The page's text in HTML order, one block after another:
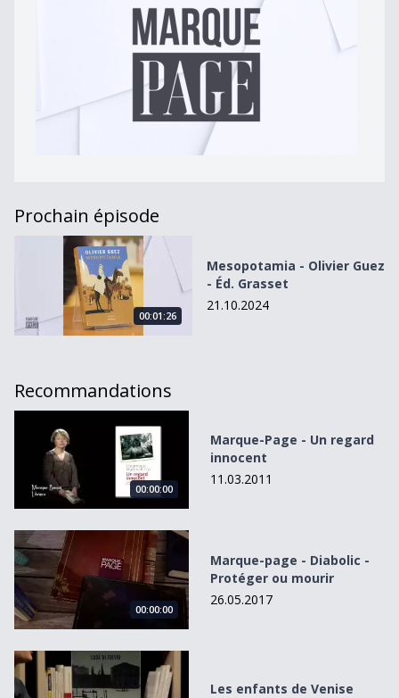
Prochain épisode
Mesopotamia - Olivier Guez - Éd. Grasset
00:01:26
Mesopotamia - Olivier Guez
- Éd. Grasset
21.10.2024
Recommandations
00:00:00
Marque-Page - Un regard
innocent
11.03.2011
Marque-page - Diabolic - Protéger ou mourir
00:00:00
Marque-page - Diabolic -
Protéger ou mourir
26.05.2017
Les enfants de Venise
Les enfants de Venise